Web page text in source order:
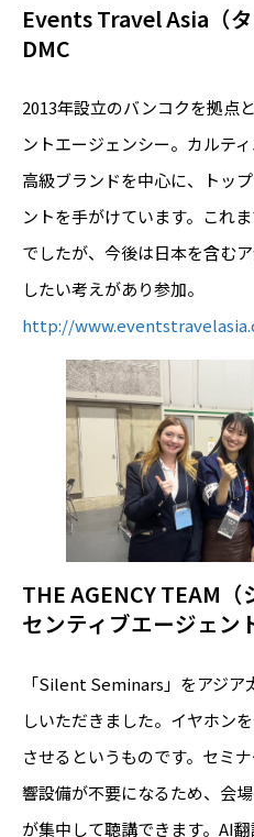
Events Travel Asia（
DMC
2013年設立のバンコクを拠点
ントエージェンシー。カルテ
高級ブランドを中心に、トッ
ントを手がけています。これ
でしたが、今後は日本を含む
したい考えがあり参加。
http://
THE AGENCY TEAM
センティブエージェン
「Silent Seminars」をアジ
しいただきました。イヤホン
させるというものです。セミ
響設備が不要になるため、会
が集中して聴講できます。AI